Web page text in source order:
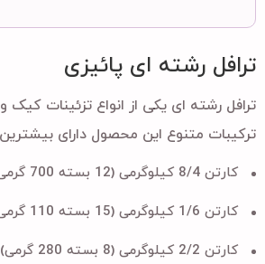
ترافل رشته ای پائیزی
ترافل رشته ای یکی از انواع تزئینات
ترکیبات متنوع این محصول دارای
کارتن 8/4 کیلوگرمی (12 بسته 700 گرمی) * جنس بسته بندی :
کارتن 1/6 کیلوگرمی (15 بسته 110 گرمی) * جنس بسته بندی :
کارتن 2/2 کیلوگرمی (8 بسته 280 گرمی) * جنس بسته بندی :